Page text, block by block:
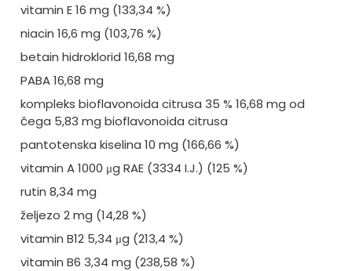
vitamin E 16 mg (133,34 %)
niacin 16,6 mg (103,76 %)
betain hidroklorid 16,68 mg
PABA 16,68 mg
kompleks bioflavonoida citrusa 35 % 16,68 mg od
čega 5,83 mg bioflavonoida citrusa
pantotenska kiselina 10 mg (166,66 %)
vitamin A 1000 μg RAE (3334 I.J.) (125 %)
rutin 8,34 mg
željezo 2 mg (14,28 %)
vitamin B12 5,34 μg (213,4 %)
vitamin B6 3,34 mg (238,58 %)